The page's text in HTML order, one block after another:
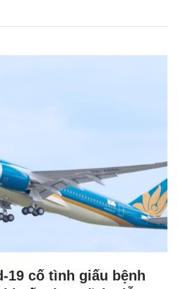
19 cố tình giấu bệnh